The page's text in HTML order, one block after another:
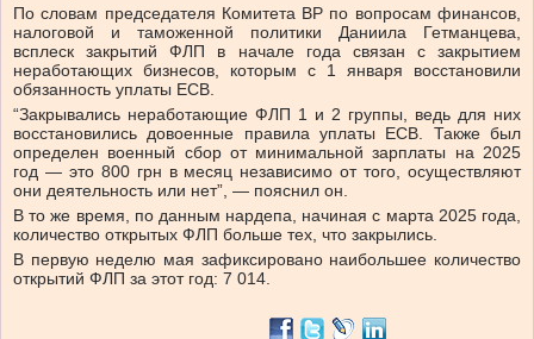
По словам председателя Комитета ВР по вопросам финансов,
налоговой и таможенной политики Даниила Гетманцева,
всплеск закрытий ФЛП в начале года связан с закрытием
неработающих бизнесов, которым с 1 января восстановили
обязанность уплаты ЕСВ.
“Закрывались неработающие ФЛП 1 и 2 группы, ведь для них
восстановились довоенные правила уплаты ЕСВ. Также был
определен военный сбор от минимальной зарплаты на 2025
год — это 800 грн в месяц независимо от того, осуществляют
они деятельность или нет”, — пояснил он.
В то же время, по данным нардепа, начиная с марта 2025 года,
количество открытых ФЛП больше тех, что закрылись.
В первую неделю мая зафиксировано наибольшее количество
открытий ФЛП за этот год: 7 014.